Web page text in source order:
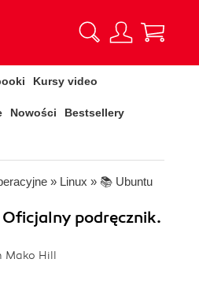
Kursy video
Nowości Bestsellery
» Linux » 📚 Ubuntu
podręcznik.
Mako Hill